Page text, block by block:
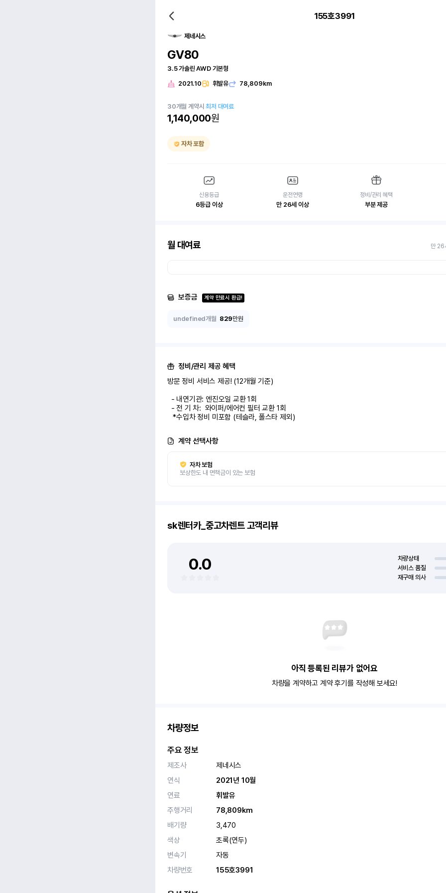
155호3991
제네시스
GV80
3.5 가솔린 AWD 기본형
2021.10
휘발유 78,809km
30개월 계약시최저 대여료
1,140,000원
자차 포함
신용등급
6등급 이상
운전연령
만 26세 이상
정비/관리 혜택
부분 제공
월 대여료 만 26
보증금 계약 만료시 환급!
undefined개월 829만원
정비/관리 제공 혜택
방문 정비 서비스 제공! (12개월 기준)
   *수입차 정비 미포함 (테슬라, 폴스타 제외)
계약 선택사항
자차 보험
보상한도 내 면책금이 있는 보험
sk렌터카_중고차렌트고객리뷰
0.0
차량상태
서비스 품질
재구매 의사
아직 등록된 리뷰가 없어요
차량을 계약하고 계약 후기를 작성해 보세요!
차량정보
주요 정보
제조사
제네시스
연식
2021년 10월
연료
휘발유
주행거리
78,809km
배기량
3,470
색상
초록(연두)
변속기
자동
차량번호
155호3991